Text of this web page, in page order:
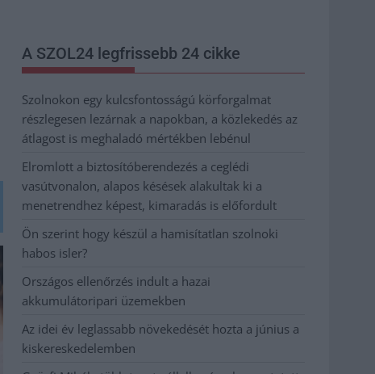
A SZOL24 legfrissebb 24 cikke
Szolnokon egy kulcsfontosságú körforgalmat
részlegesen lezárnak a napokban, a közlekedés az
átlagost is meghaladó mértékben lebénul
Elromlott a biztosítóberendezés a ceglédi
vasútvonalon, alapos késések alakultak ki a
menetrendhez képest, kimaradás is előfordult
Ön szerint hogy készül a hamisítatlan szolnoki
habos isler?
Országos ellenőrzés indult a hazai
akkumulátoripari üzemekben
Az idei év leglassabb növekedését hozta a június a
kiskereskedelemben